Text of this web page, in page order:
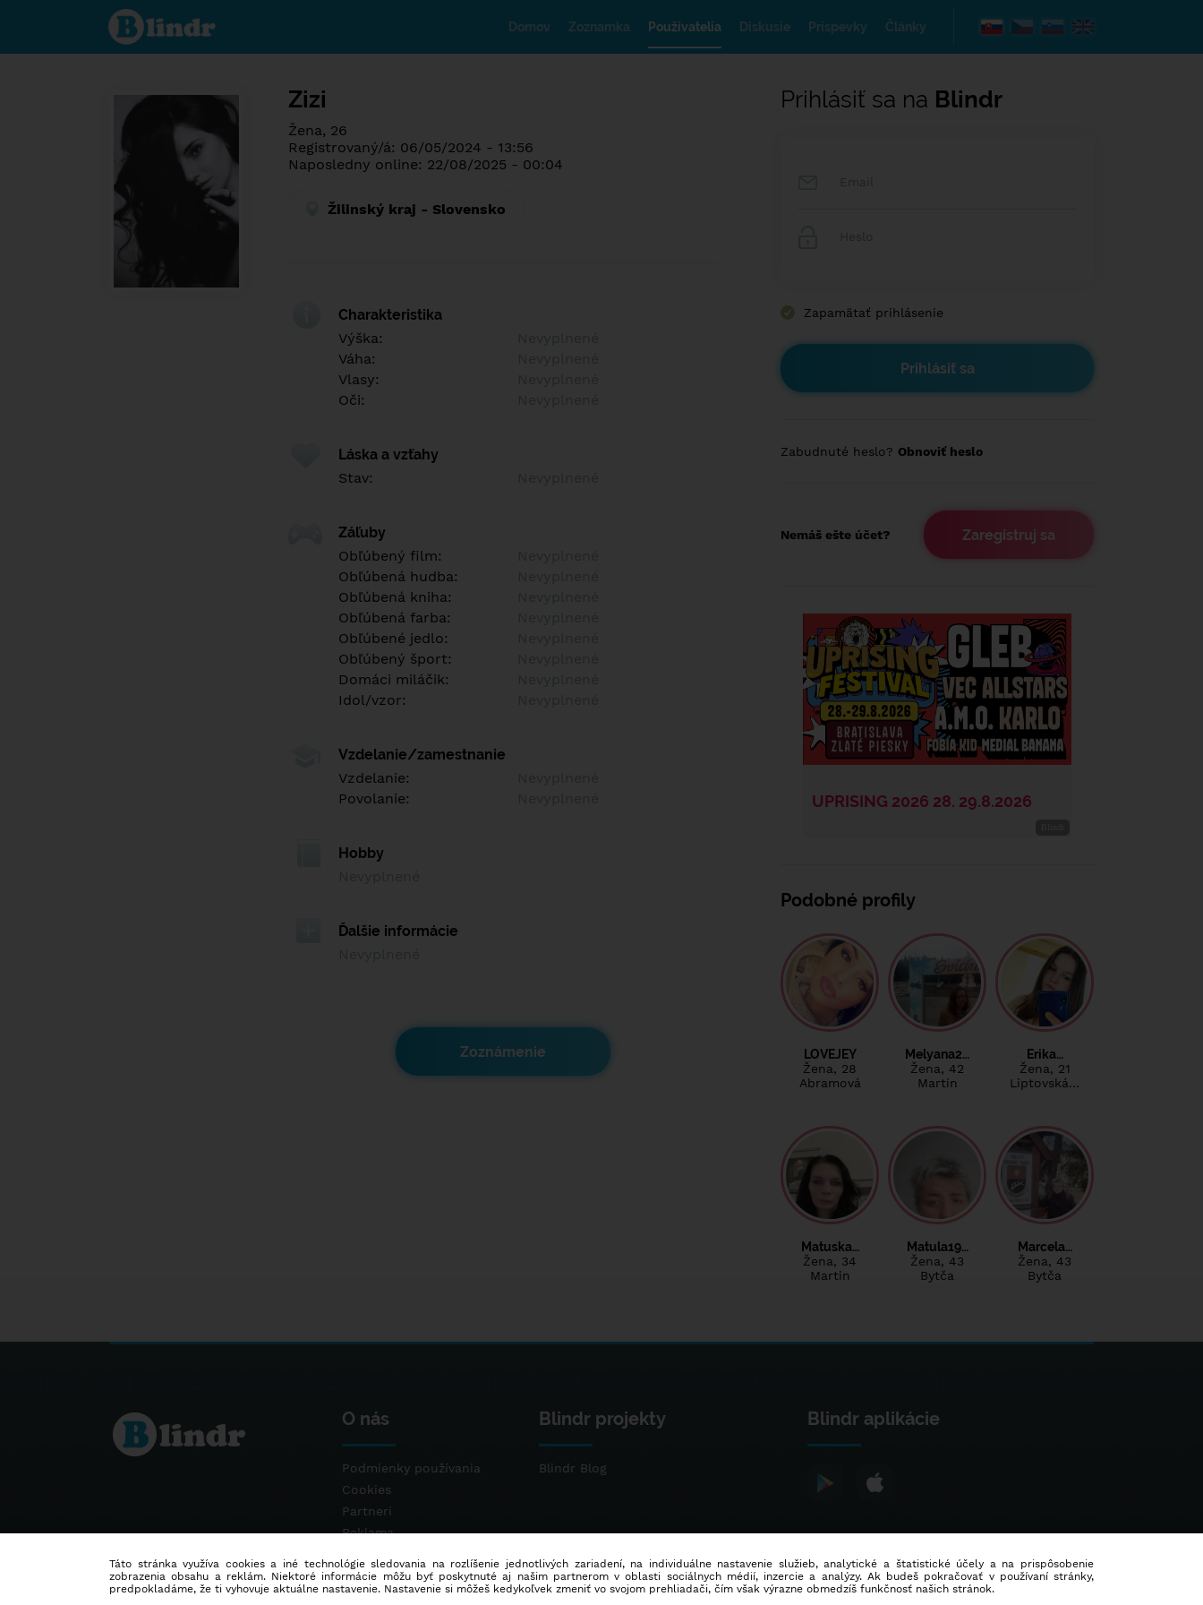
Spoznaj čo je
pod maskou.
Zoznamovacia
Domov Zoznamka Používatelia Diskusie Príspevky Články
Zizi
Žena, 26
Registrovaný/á: 06/05/2024 - 13:56
Naposledny online: 22/08/2025 - 00:04
Žilinský kraj - Slovensko
Charakteristika
Výška:
Váha:
Vlasy:
Oči:
Láska a vzťahy
Stav:
Záľuby
Obľúbený film:
Obľúbená hudba:
Obľúbená kniha:
Obľúbená farba:
Obľúbené jedlo:
Obľúbený šport:
Domáci miláčik:
Idol/vzor:
Vzdelanie/zamestnanie
Vzdelanie:
Povolanie:
Hobby
Ďalšie informácie
Zoznámenie
Prihlásiť sa na Blindr
Zapamätať prihlásenie
Zabudnuté heslo? Obnoviť heslo
Nemáš ešte účet? Zaregistruj sa
Podobné profily
LOVEJEY
Žena, 28
Abramová
Melyana2…
Žena, 42
Martin
Erika…
Žena, 21
Liptovská…
Matuska…
Žena, 34
Martin
Matula19…
Žena, 43
Bytča
Marcela…
Žena, 43
Bytča
O nás
Podmienky používania
Cookies
Partneri
Reklama
Blindr projekty
Blindr Blog
Blindr aplikácie
Táto stránka využíva cookies a iné technológie sledovania na rozlíšenie jednotlivých zariadení, na individuálne nastavenie služieb, analytické a štatistické účely a na prispôsobenie
zobrazenia obsahu a reklám. Niektoré informácie môžu byť poskytnuté aj našim partnerom v oblasti sociálnych médií, inzercie a analýzy. Ak budeš pokračovať v používaní stránky,
predpokladáme, že ti vyhovuje aktuálne nastavenie. Nastavenie si môžeš kedykoľvek zmeniť vo svojom prehliadači, čím však výrazne obmedzíš funkčnosť našich stránok.